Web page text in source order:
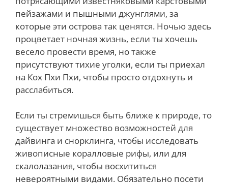
пейзажами и пышными джунглями, за
которые эти острова так ценятся. Ночью здесь
процветает ночная жизнь, если ты хочешь
весело провести время, но также
присутствуют тихие уголки, если ты приехал
на Кох Пхи Пхи, чтобы просто отдохнуть и
расслабиться.
Если ты стремишься быть ближе к природе, то
существует множество возможностей для
дайвинга и снорклинга, чтобы исследовать
живописные коралловые рифы, или для
скалолазания, чтобы восхититься
невероятными видами. Обязательно посети